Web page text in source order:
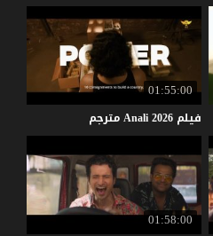
01:55:00
فيلم Anali2026 مترجم
01:58:00